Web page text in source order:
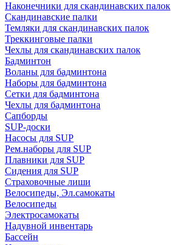
Наконечники для скандинавских палок
Скандинавские палки
Темляки для скандинавских палок
Треккинговые палки
Чехлы для скандинавских палок
Бадминтон
Воланы для бадминтона
Наборы для бадминтона
Сетки для бадминтона
Чехлы для бадминтона
Сапборды
SUP-доски
Насосы для SUP
Рем.наборы для SUP
Плавники для SUP
Сидения для SUP
Страховочные лиши
Велосипеды, Эл.самокаты
Велосипеды
Электросамокаты
Надувной инвентарь
Бассейн